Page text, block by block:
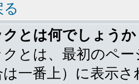
る
とは何でしょうか
とは、最初のペ
一番上）に表示